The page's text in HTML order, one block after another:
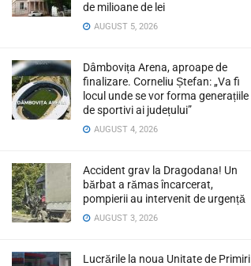
de milioane de lei
AUGUST 5, 2026
Dâmbovița Arena, aproape de
finalizare. Corneliu Ștefan: „Va fi
locul unde se vor forma generațiile
de sportivi ai județului”
AUGUST 4, 2026
Accident grav la Dragodana! Un
bărbat a rămas încarcerat,
pompierii au intervenit de urgență
AUGUST 3, 2026
Lucrările la noua Unitate de Primiri